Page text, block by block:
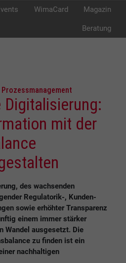
WimaCard Magazin
Beratung
mit der
des wachsenden
Regulatorik-, Kunden-
sowie erhöhter Transparenz
einem immer stärker
Wandel ausgesetzt. Die
zu finden ist ein
nachhaltigen